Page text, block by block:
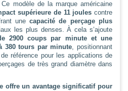
modèle de la marque américaine
supérieure de 11 joules contre
unecapacité de perçage plus
les plus denses. À cela s’ajoute
2900 coups par minute et une
380 tours par minute, positionnant
référence pour les applications de
de très grand diamètre dans
offre un avantage significatif pour